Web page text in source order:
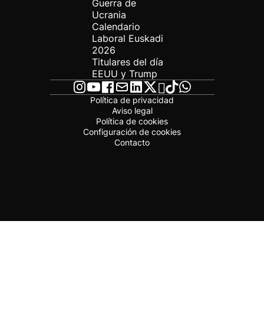
Guerra de
Ucrania
Calendario
Laboral Euskadi
2026
Titulares del día
EEUU y Trump
Política de privacidad
Aviso legal
Política de cookies
Configuración de cookies
Contacto